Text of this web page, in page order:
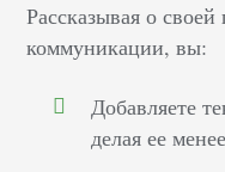
Рассказывая о
коммуникации, вы:
Добавляете
делая ее